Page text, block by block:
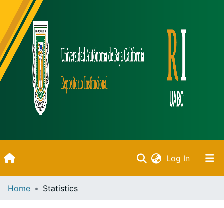
Log In(current)
Home Statistics